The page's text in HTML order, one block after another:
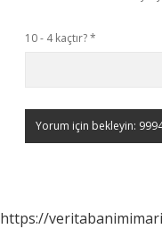
10 - 4 kaçtır?*
https://